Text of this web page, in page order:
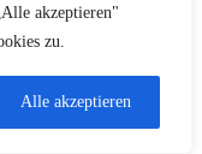
akzeptieren"
zu.
Alle akzeptieren